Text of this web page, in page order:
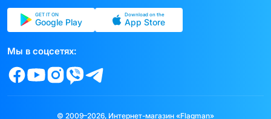
GET IT ON
Google Play
Download on the
App Store
Мы в соцсетях:
© 2009–2026, Интернет-магазин «Flagman»